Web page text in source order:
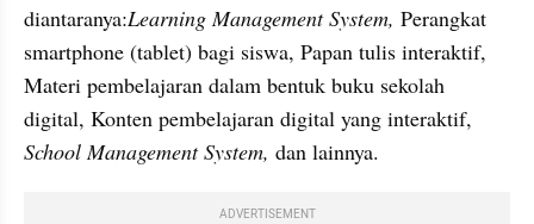
diantaranya:Learning Management System, Perangkat
smartphone (tablet) bagi siswa, Papan tulis interaktif,
Materi pembelajaran dalam bentuk buku sekolah
School Management System, dan lainnya.
ADVERTISEMENT